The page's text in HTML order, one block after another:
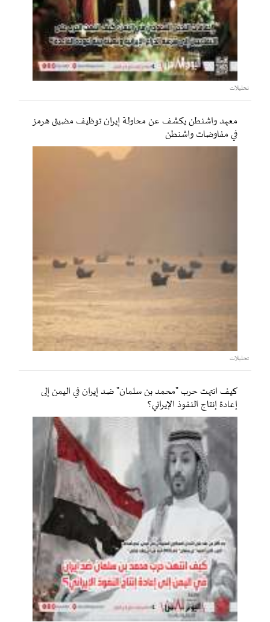
تحليلات
معهد واشنطن يكشف عن محاولة إيران توظيف مضيق هرمز
في مفاوضات واشنطن
تحليلات
كيف انتهت حرب "محمد بن سلمان" ضد إيران في اليمن إلى
إعادة إنتاج النفوذ الإيراني؟